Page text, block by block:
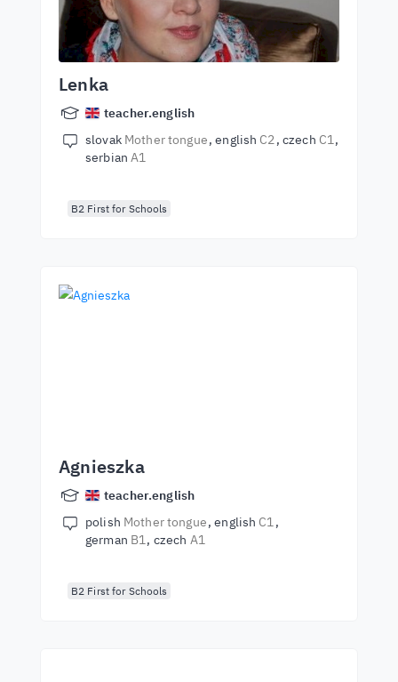
Lenka
teacher.english
slovak Mother tongue english C2 czech C1
serbianA1
B2 First for Schools
Agnieszka
teacher.english
polish Mother tongue english C1
german B1 czech A1
B2 First for Schools